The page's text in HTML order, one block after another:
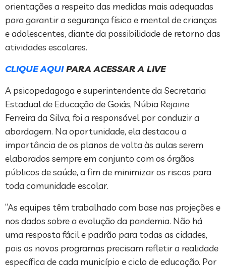
orientações a respeito das medidas mais adequadas
para garantir a segurança física e mental de crianças
e adolescentes, diante da possibilidade de retorno das
atividades escolares.
CLIQUE AQUIPARA ACESSAR A LIVE
A psicopedagoga e superintendente da Secretaria
Estadual de Educação de Goiás, Núbia Rejaine
Ferreira da Silva, foi a responsável por conduzir a
abordagem. Na oportunidade, ela destacou a
importância de os planos de volta às aulas serem
elaborados sempre em conjunto com os órgãos
públicos de saúde, a fim de minimizar os riscos para
toda comunidade escolar.
“As equipes têm trabalhado com base nas projeções e
nos dados sobre a evolução da pandemia. Não há
uma resposta fácil e padrão para todas as cidades,
pois os novos programas precisam refletir a realidade
específica de cada município e ciclo de educação. Por